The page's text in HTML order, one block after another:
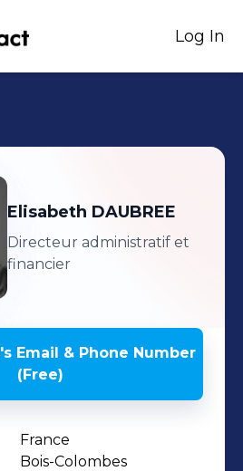
Log In
Elisabeth DAUBREE
Directeur administratif et
financier
'sEmail & Phone Number
(Free)
France
Bois-Colombes